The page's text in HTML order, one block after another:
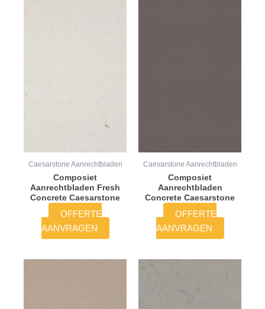
Caesarstone Aanrechtbladen
Composiet
Aanrechtbladen Fresh
Concrete Caesarstone
OFFERTE
AANVRAGEN
Caesarstone Aanrechtbladen
Composiet
Aanrechtbladen
Concrete Caesarstone
OFFERTE
AANVRAGEN